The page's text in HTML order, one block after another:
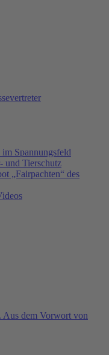
Spannungsfeld
und Tierschutz
„Fairpachten“ des
Aus dem Vorwort von